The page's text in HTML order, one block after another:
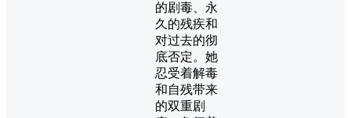
的剧毒、永
久的残疾和
对过去的彻
底否定。她
忍受着解毒
和自残带来
的双重剧